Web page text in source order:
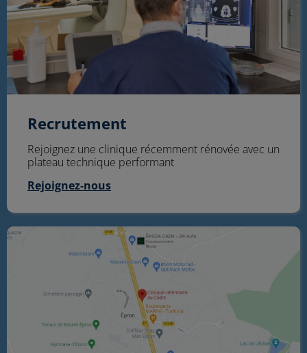
Recrutement
Rejoignez une clinique récemment rénovée avec un
plateau technique performant
Rejoignez-nous
Plan d'accès